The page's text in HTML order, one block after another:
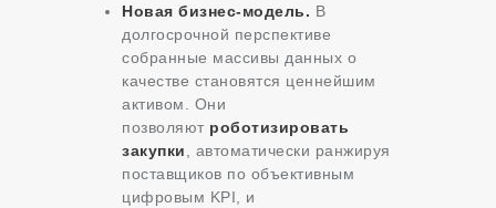
Новая бизнес-модель. В
долгосрочной перспективе
собранные массивы данных о
качестве становятся ценнейшим
активом. Они
позволяют роботизировать
закупки , автоматически ранжируя
поставщиков по объективным
цифровым KPI, и